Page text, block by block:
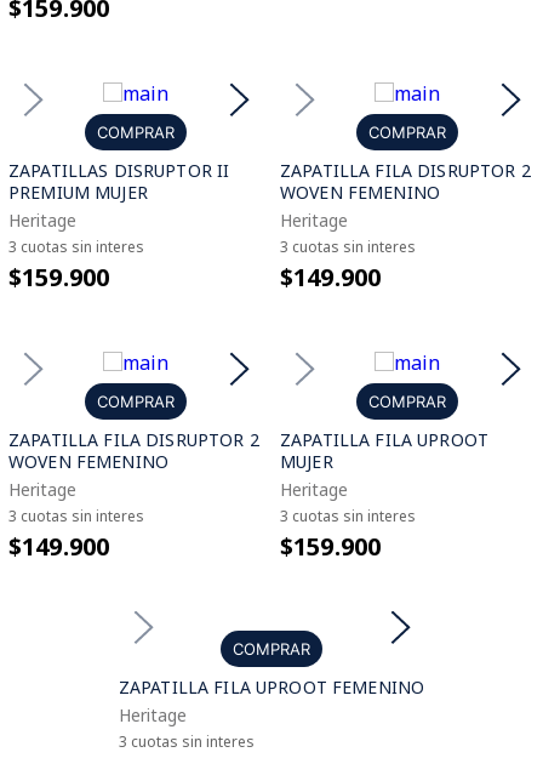
$159.900
COMPRAR
ZAPATILLAS DISRUPTOR II
PREMIUM MUJER
Heritage
3 cuotas sin interes
$159.900
COMPRAR
ZAPATILLA FILA DISRUPTOR 2
WOVEN FEMENINO
Heritage
3 cuotas sin interes
$149.900
COMPRAR
ZAPATILLA FILA DISRUPTOR 2
WOVEN FEMENINO
Heritage
3 cuotas sin interes
$149.900
COMPRAR
ZAPATILLA FILA UPROOT
MUJER
Heritage
3 cuotas sin interes
$159.900
COMPRAR
ZAPATILLA FILA UPROOT FEMENINO
Heritage
3 cuotas sin interes